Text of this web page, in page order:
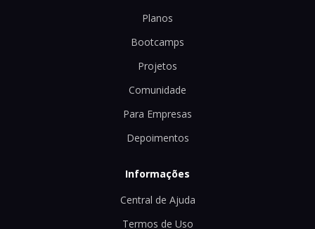
Planos
Bootcamps
Projetos
Comunidade
Para Empresas
Depoimentos
Informações
Central de Ajuda
Termos de Uso